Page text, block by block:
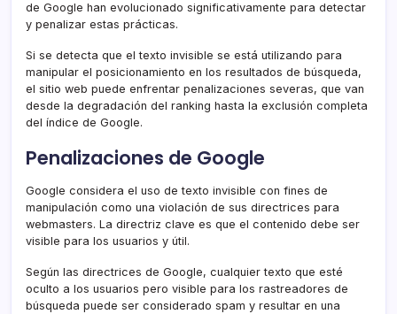
de Google han evolucionado significativamente para detectar
y penalizar estas prácticas.
Si se detecta que el texto invisible se está utilizando para
manipular el posicionamiento en los resultados de búsqueda,
el sitio web puede enfrentar penalizaciones severas, que van
desde la degradación del ranking hasta la exclusión completa
del índice de Google.
Penalizaciones de Google
Google considera el uso de texto invisible con fines de
manipulación como una violación de sus directrices para
webmasters. La directriz clave es que el contenido debe ser
visible para los usuarios y útil.
Según las directrices de Google, cualquier texto que esté
oculto a los usuarios pero visible para los rastreadores de
búsqueda puede ser considerado spam y resultar en una